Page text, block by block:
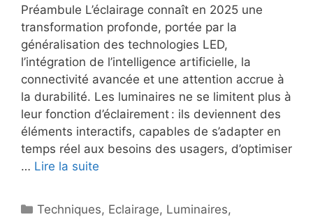
Préambule L’éclairage connaît en 2025 une
transformation profonde, portée par la
généralisation des technologies LED,
l’intégration de l’intelligence artificielle, la
connectivité avancée et une attention accrue à
la durabilité. Les luminaires ne se limitent plus à
leur fonction d’éclairement : ils deviennent des
éléments interactifs, capables de s’adapter en
temps réel aux besoins des usagers, d’optimiser
… Lire la suite
Catégories
Techniques, Eclairage, Luminaires,